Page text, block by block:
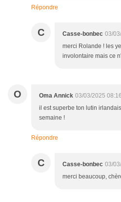
Répondre
C Casse-bonbec 03/
merci Rolande ! les
involontaire mais ce
O Oma Annick 03/03/2025 08:16
il est superbe ton lutin
semaine !
Répondre
C Casse-bonbec 03/
merci beaucoup,